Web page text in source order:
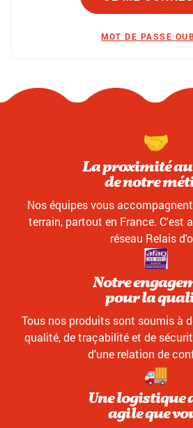
MOT DE PASSE
La proximité
de notre
Nos équipes vous
terrain, partout en France. C'est
réseau Relais
Notre
pour la
Tous nos produits sont soumis à
qualité, de traçabilité et de
d'une relation de
Une logistique
agile que